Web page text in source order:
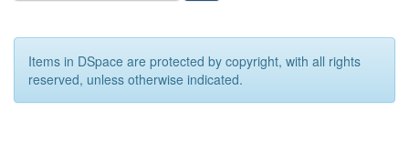
Items in DSpace are protected by copyright, with all rights
reserved, unless otherwise indicated.